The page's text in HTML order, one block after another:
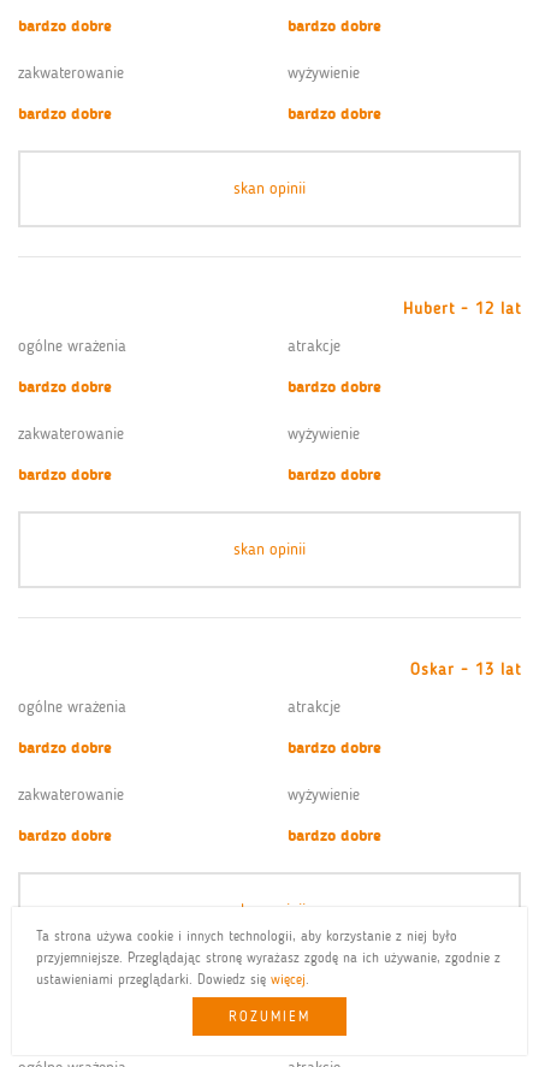
Ta strona używa cookie i innych technologii, aby korzystanie z niej było
przyjemniejsze. Przeglądając stronę wyrażasz zgodę na ich używanie, zgodnie z
ustawieniami przeglądarki. Dowiedz się więcej.
ROZUMIEM
bardzo dobre
bardzo dobre
zakwaterowanie
bardzo dobre
wyżywienie
bardzo dobre
skan opinii
Hubert - 12 lat
ogólne wrażenia
bardzo dobre
atrakcje
bardzo dobre
zakwaterowanie
bardzo dobre
wyżywienie
bardzo dobre
skan opinii
Oskar - 13 lat
ogólne wrażenia
bardzo dobre
atrakcje
bardzo dobre
zakwaterowanie
bardzo dobre
wyżywienie
bardzo dobre
skan opinii